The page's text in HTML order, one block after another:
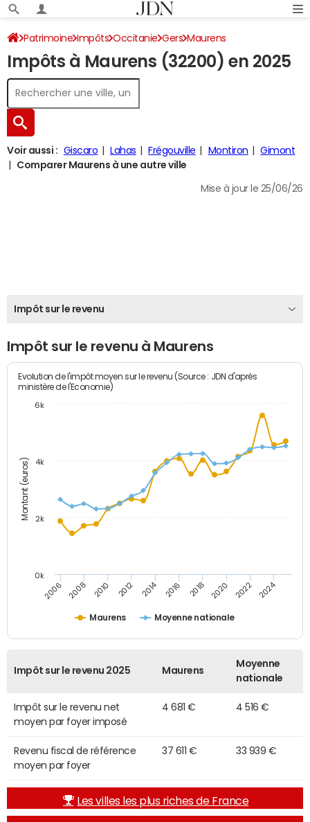
Patrimoine Impôts Occitanie Gers Maurens
Impôt sur le revenu
Impôts à Maurens (32200) en 2025
Voir aussi : Giscaro Lahas Frégouville Montiron
Gimont
Comparer Maurens à une autre ville
Mise à jour le 25/06/26
Impôt sur le revenu
Impôt sur le revenu à Maurens
Montant (euros)
Evolution de l'impôt moyen sur le revenu (Source : JDN d'après
ministère de l'Economie)
Maurens Moyenne nationale
2006 2008 2010 2012 2014 2016 2018 2020 2022 2024
0k
2k
4k
6k
Impôt sur le revenu 2025 Maurens
Moyenne
nationale
Impôt sur le revenu net
moyen par foyer imposé
4 681 € 4 516 €
Revenu fiscal de référence
moyen par foyer
37 611 € 33 939 €
Les villes les plus riches de France